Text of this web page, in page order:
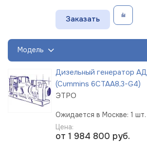
Заказать
Модель
Дизельный генератор
(Cummins 6CTAА8,3-G4)
ЭТРО
Ожидается в Москве: 1 шт.
Цена:
от 1 984 800 руб.